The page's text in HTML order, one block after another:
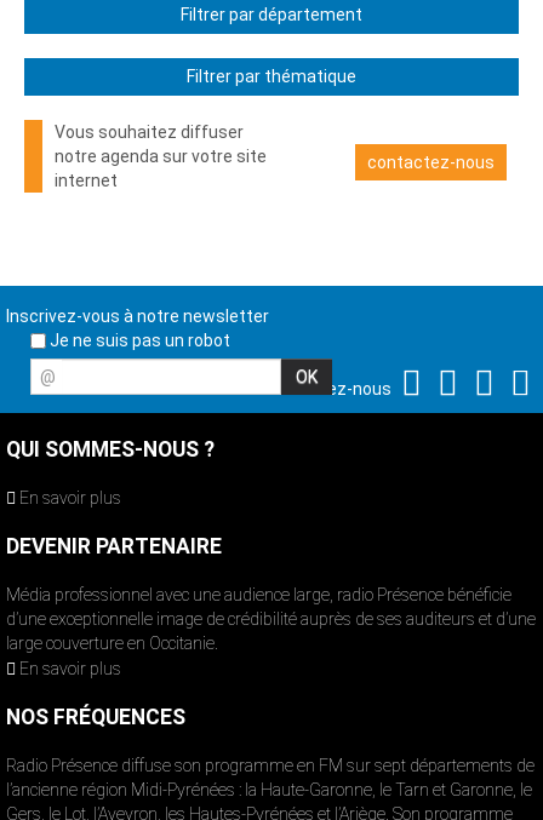
Filtrer par département
Filtrer par thématique
Vous souhaitez diffuser
notre agenda sur votre site
internet
contactez-nous
Inscrivez-vous à notre newsletter
Je ne suis pas un robot
@
Suivez-nous
QUI SOMMES-NOUS ?
En savoir plus
DEVENIR PARTENAIRE
Média professionnel avec une audience large, radio Présence bénéficie
d’une exceptionnelle image de crédibilité auprès de ses auditeurs et d’une
large couverture en Occitanie.
En savoir plus
NOS FRÉQUENCES
Radio Présence diffuse son programme en FM sur sept départements de
l’ancienne région Midi-Pyrénées : la Haute-Garonne, le Tarn et Garonne, le
Gers, le Lot, l’Aveyron, les Hautes-Pyrénées et l’Ariège. Son programme